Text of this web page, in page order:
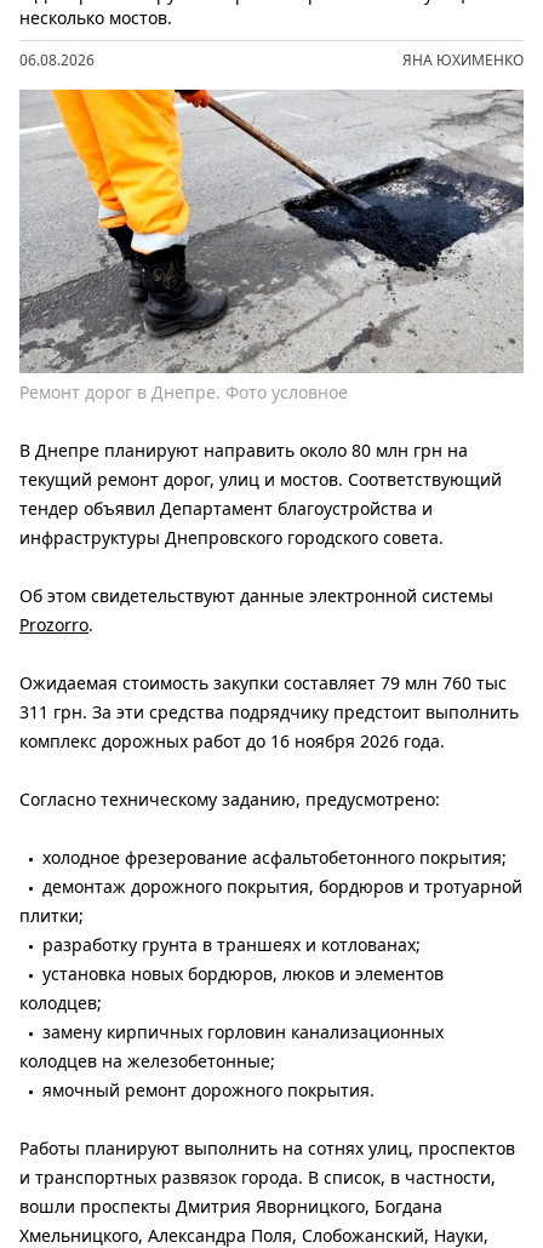
несколько мостов.
06.08.2026 ЯНА ЮХИМЕНКО
Ремонт дорог в Днепре. Фото условное
В Днепре планируют направить около 80 млн грн на
текущий ремонт дорог, улиц и мостов. Соответствующий
тендер объявил Департамент благоустройства и
инфраструктуры Днепровского городского совета.
Об этом свидетельствуют данные электронной системы
Prozorro.
Ожидаемая стоимость закупки составляет 79 млн 760 тыс
311 грн. За эти средства подрядчику предстоит выполнить
комплекс дорожных работ до 16 ноября 2026 года.
Согласно техническому заданию, предусмотрено:
холодное фрезерование асфальтобетонного покрытия;
демонтаж дорожного покрытия, бордюров и тротуарной
плитки;
разработку грунта в траншеях и котлованах;
установка новых бордюров, люков и элементов
колодцев;
замену кирпичных горловин канализационных
колодцев на железобетонные;
ямочный ремонт дорожного покрытия.
Работы планируют выполнить на сотнях улиц, проспектов
и транспортных развязок города. В список, в частности,
вошли проспекты Дмитрия Яворницкого, Богдана
Хмельницкого, Александра Поля, Слобожанский, Науки,